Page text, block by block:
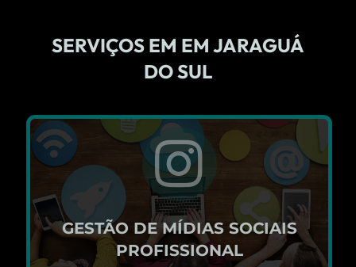
SERVIÇOS EM EM JARAGUÁ
DO SUL
GESTÃO DE MÍDIAS SOCIAIS
PROFISSIONAL